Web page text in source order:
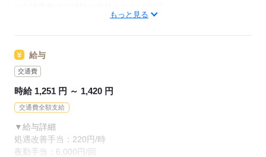
※ブランクのある方はもちろん、無資格未経験の方も大歓迎で
現在の就業先で、正社員やフルパート等で週40時間以上就業し
ている場合、
もっと見る
給与
交通費
時給 1,251 円 ～ 1,420 円
交通費全額支給
▼給与詳細
処遇改善手当：220円/時
夜勤手当：6,000円/回